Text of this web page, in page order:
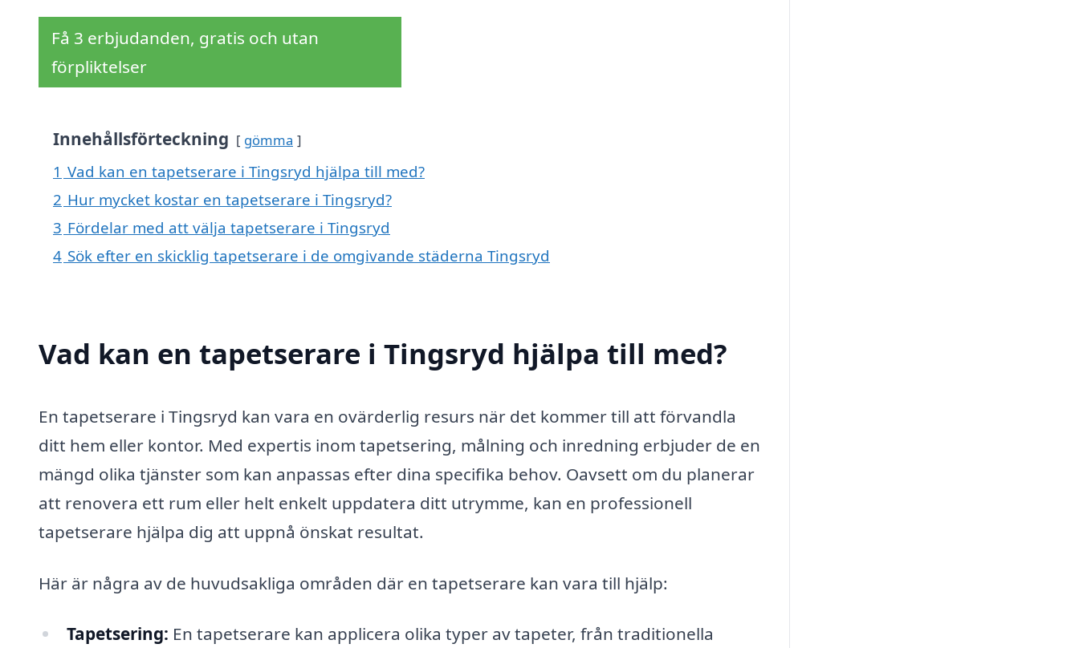
Få 3 erbjudanden, gratis och utan
förpliktelser
Innehållsförteckning gömma
1 Vad kan en tapetserare i Tingsryd hjälpa till med?
2 Hur mycket kostar en tapetserare i Tingsryd?
3 Fördelar med att välja tapetserare i Tingsryd
4 Sök efter en skicklig tapetserare i de omgivande städerna Tingsryd
Vad kan en tapetserare i Tingsryd hjälpa till med?
En tapetserare i Tingsryd kan vara en ovärderlig resurs när det kommer till att förvandla
ditt hem eller kontor. Med expertis inom tapetsering, målning och inredning erbjuder de en
mängd olika tjänster som kan anpassas efter dina specifika behov. Oavsett om du planerar
att renovera ett rum eller helt enkelt uppdatera ditt utrymme, kan en professionell
tapetserare hjälpa dig att uppnå önskat resultat.
Här är några av de huvudsakliga områden där en tapetserare kan vara till hjälp:
Tapetsering: En tapetserare kan applicera olika typer av tapeter, från traditionella